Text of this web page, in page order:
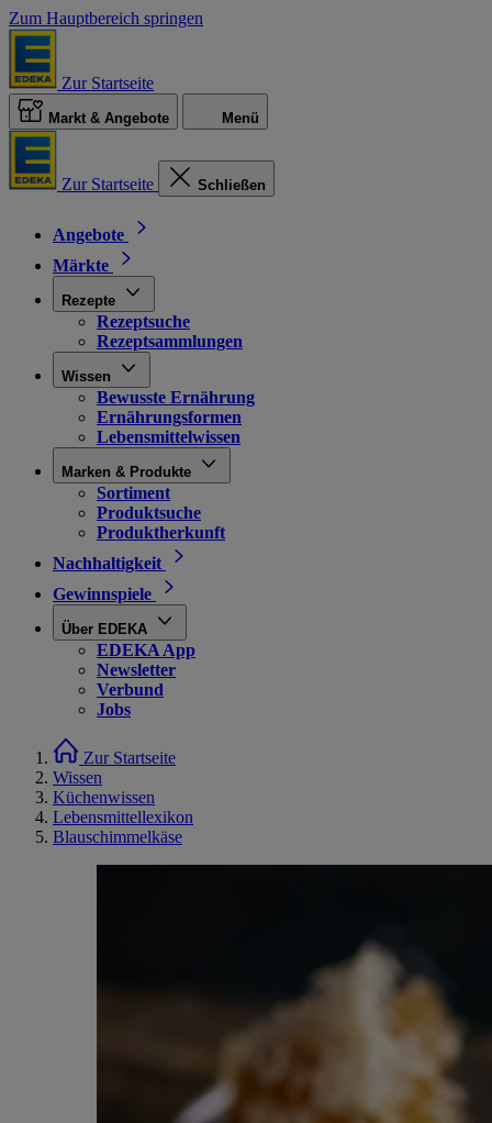
Zum Hauptbereich springen
Zur Startseite
Markt & Angebote Menü
Zur Startseite Schließen
Angebote
Märkte
Rezepte
Rezeptsuche
Rezeptsammlungen
Wissen
Bewusste Ernährung
Ernährungsformen
Lebensmittelwissen
Marken & Produkte
Sortiment
Produktsuche
Produktherkunft
Nachhaltigkeit
Gewinnspiele
Über EDEKA
EDEKA App
Newsletter
Verbund
Jobs
Zur Startseite
Wissen
Küchenwissen
Lebensmittellexikon
Blauschimmelkäse